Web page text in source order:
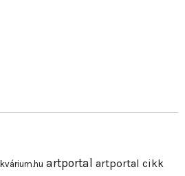
artportal artportal cikk